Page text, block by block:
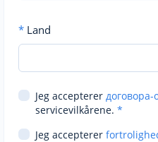
* Land
Jeg accepterer
servicevilkårene. *
Jeg accepterer